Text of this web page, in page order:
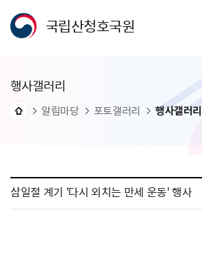
국립산청호국원
행사갤러리
알림마당 포토갤러리 행사갤러리
삼일절 계기 '다시 외치는 만세 운동' 행사